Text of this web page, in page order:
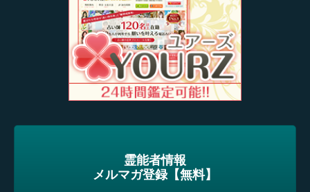
霊能者情報
メルマガ登録【無料】